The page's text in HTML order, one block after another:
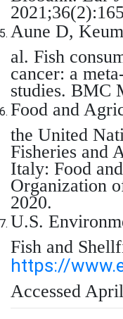
Aune D,
al. Fish
cancer: a
studies. BMC
Food and
the United
Fisheries and
Italy: Food
Organization
2020.
U.S.
Fish and
https://
Accessed